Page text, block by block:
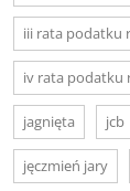
iii rata podatku
iv rata podatku
jagnięta jcb
jęczmień jary